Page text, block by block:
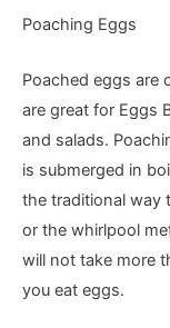
Poaching Eggs
Poached eggs are
are great for Eggs
and salads.
is submerged in
the traditional way
or the whirlpool
will not take more
you eat eggs.